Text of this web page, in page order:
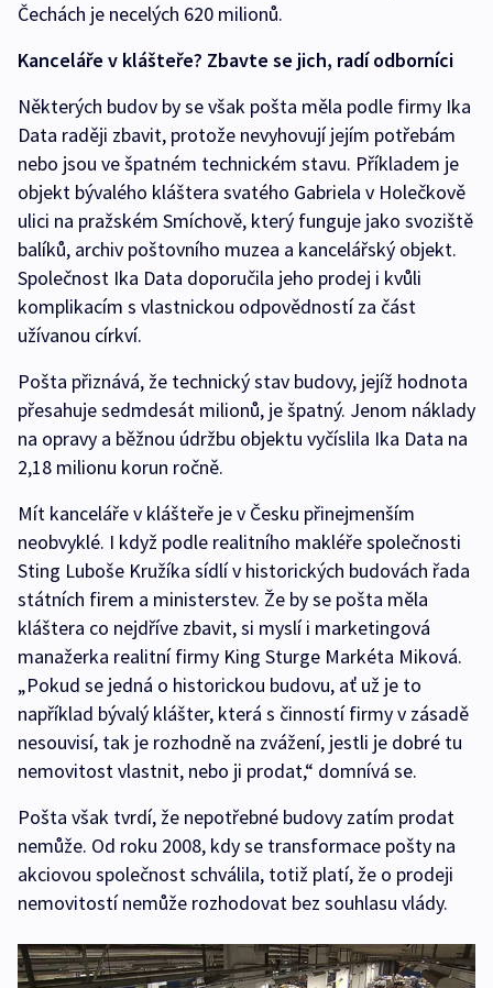
Čechách je necelých 620 milionů.
Kanceláře v klášteře? Zbavte se jich, radí odborníci
Některých budov by se však pošta měla podle firmy Ika
Data raději zbavit, protože nevyhovují jejím potřebám
nebo jsou ve špatném technickém stavu. Příkladem je
objekt bývalého kláštera svatého Gabriela v Holečkově
ulici na pražském Smíchově, který funguje jako svoziště
balíků, archiv poštovního muzea a kancelářský objekt.
Společnost Ika Data doporučila jeho prodej i kvůli
komplikacím s vlastnickou odpovědností za část
užívanou církví.
Pošta přiznává, že technický stav budovy, jejíž hodnota
přesahuje sedmdesát milionů, je špatný. Jenom náklady
na opravy a běžnou údržbu objektu vyčíslila Ika Data na
2,18 milionu korun ročně.
Mít kanceláře v klášteře je v Česku přinejmenším
neobvyklé. I když podle realitního makléře společnosti
Sting Luboše Kružíka sídlí v historických budovách řada
státních firem a ministerstev. Že by se pošta měla
kláštera co nejdříve zbavit, si myslí i marketingová
manažerka realitní firmy King Sturge Markéta Miková.
„Pokud se jedná o historickou budovu, ať už je to
například bývalý klášter, která s činností firmy v zásadě
nesouvisí, tak je rozhodně na zvážení, jestli je dobré tu
nemovitost vlastnit, nebo ji prodat,“ domnívá se.
Pošta však tvrdí, že nepotřebné budovy zatím prodat
nemůže. Od roku 2008, kdy se transformace pošty na
akciovou společnost schválila, totiž platí, že o prodeji
nemovitostí nemůže rozhodovat bez souhlasu vlády.